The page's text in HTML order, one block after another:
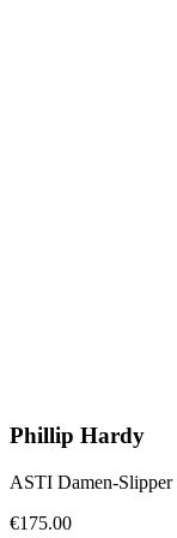
Phillip Hardy
ASTI Damen-
€175.00